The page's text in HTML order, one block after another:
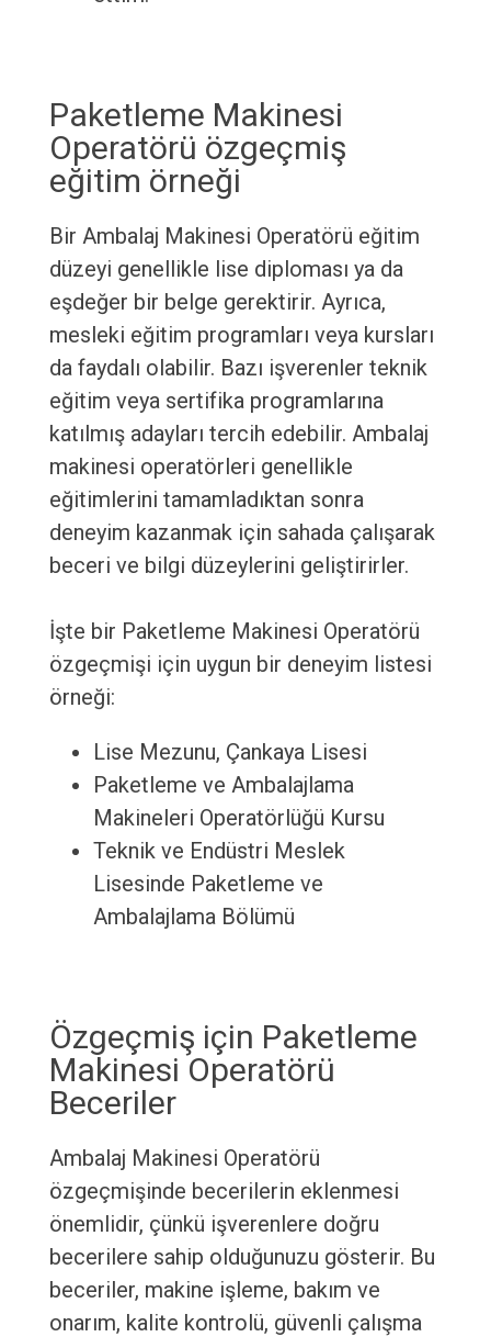
Paketleme Makinesi
Operatörü özgeçmiş
eğitim örneği
Bir Ambalaj Makinesi Operatörü eğitim
düzeyi genellikle lise diploması ya da
eşdeğer bir belge gerektirir. Ayrıca,
mesleki eğitim programları veya kursları
da faydalı olabilir. Bazı işverenler teknik
eğitim veya sertifika programlarına
katılmış adayları tercih edebilir. Ambalaj
makinesi operatörleri genellikle
eğitimlerini tamamladıktan sonra
deneyim kazanmak için sahada çalışarak
beceri ve bilgi düzeylerini geliştirirler.
İşte bir Paketleme Makinesi Operatörü
özgeçmişi için uygun bir deneyim listesi
örneği:
Lise Mezunu, Çankaya Lisesi
Paketleme ve Ambalajlama
Makineleri Operatörlüğü Kursu
Teknik ve Endüstri Meslek
Lisesinde Paketleme ve
Ambalajlama Bölümü
Özgeçmiş için Paketleme
Makinesi Operatörü
Beceriler
Ambalaj Makinesi Operatörü
özgeçmişinde becerilerin eklenmesi
önemlidir, çünkü işverenlere doğru
becerilere sahip olduğunuzu gösterir. Bu
beceriler, makine işleme, bakım ve
onarım, kalite kontrolü, güvenli çalışma